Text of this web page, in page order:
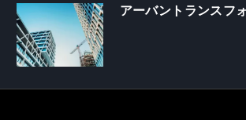
アーバントランスフ